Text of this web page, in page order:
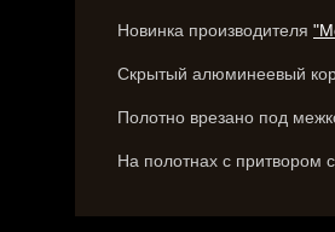
Новинка производителя
Скрытый алюминеевый
Полотно врезано под
На полотнах с притвором